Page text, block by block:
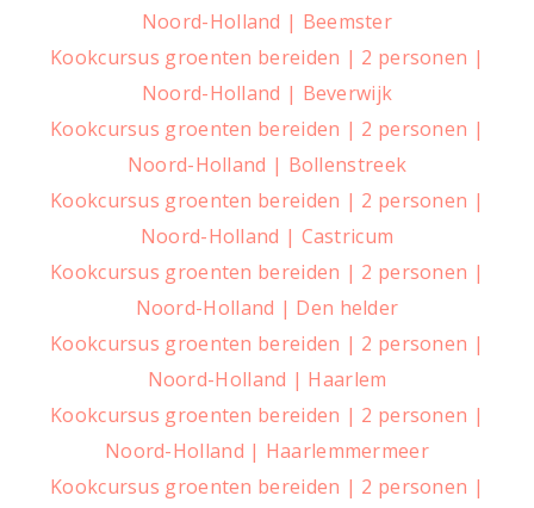
Noord-Holland | Beemster
Kookcursus groenten bereiden | 2 personen |
Noord-Holland | Beverwijk
Kookcursus groenten bereiden | 2 personen |
Noord-Holland | Bollenstreek
Kookcursus groenten bereiden | 2 personen |
Noord-Holland | Castricum
Kookcursus groenten bereiden | 2 personen |
Noord-Holland | Den helder
Kookcursus groenten bereiden | 2 personen |
Noord-Holland | Haarlem
Kookcursus groenten bereiden | 2 personen |
Noord-Holland | Haarlemmermeer
Kookcursus groenten bereiden | 2 personen |